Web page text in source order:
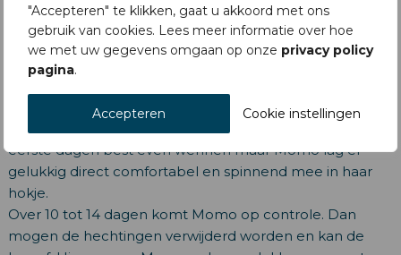
"Accepteren" te klikken, gaat u akkoord met ons
gebruik van cookies. Lees meer informatie over hoe
we met uw gegevens omgaan op onze privacy policy
pagina.
Cookie instellingen
Accepteren
Hierna kon Momo al weer wakker worden, en vanwege
de lichte sedatie verliep dit allemaal erg vlot. Om ervoor
en de wond niet weer open raakt heeft Momo een kap
om gekregen. Voor de meeste dieren is een kap de
eerste dagen best even wennen maar Momo lag er
gelukkig direct comfortabel en spinnend mee in haar
hokje.
Over 10 tot 14 dagen komt Momo op controle. Dan
mogen de hechtingen verwijderd worden en kan de